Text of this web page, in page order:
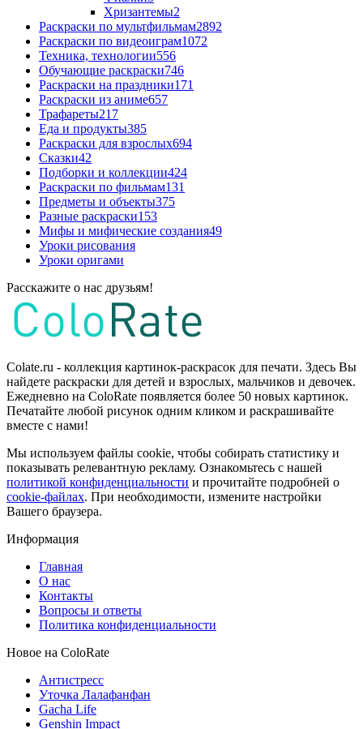
Хризантемы2
Раскраски по мультфильмам2892
Раскраски по видеоиграм1072
Техника, технологии556
Обучающие раскраски746
Раскраски на праздники171
Раскраски из аниме657
Трафареты217
Еда и продукты385
Раскраски для взрослых694
Сказки42
Подборки и коллекции424
Раскраски по фильмам131
Предметы и объекты375
Разные раскраски153
Мифы и мифические создания49
Уроки рисования
Уроки оригами
Расскажите о нас друзьям!
Colate.ru - коллекция картинок-раскрасок для печати. Здесь Вы
найдете раскраски для детей и взрослых, мальчиков и девочек.
Ежедневно на ColoRate появляется более 50 новых картинок.
Печатайте любой рисунок одним кликом и раскрашивайте
вместе с нами!
Мы используем файлы cookie, чтобы собирать статистику и
показывать релевантную рекламу. Ознакомьтесь с нашей
политикой конфиденциальности и прочитайте подробней о
cookie-файлах. При необходимости, измените настройки
Вашего браузера.
Информация
Главная
О нас
Контакты
Вопросы и ответы
Политика конфиденциальности
Новое на ColoRate
Антистресс
Уточка Лалафанфан
Gacha Life
Genshin Impact